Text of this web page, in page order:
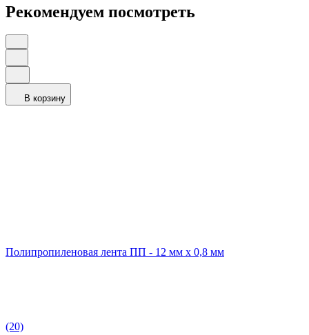
Рекомендуем посмотреть
В корзину
Полипропиленовая лента ПП - 12 мм x 0,8 мм
(20)